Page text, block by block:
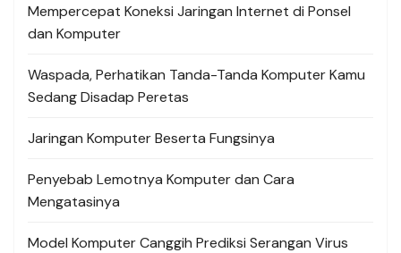
Mempercepat Koneksi Jaringan Internet di Ponsel
dan Komputer
Waspada, Perhatikan Tanda-Tanda Komputer Kamu
Sedang Disadap Peretas
Jaringan Komputer Beserta Fungsinya
Penyebab Lemotnya Komputer dan Cara
Mengatasinya
Model Komputer Canggih Prediksi Serangan Virus